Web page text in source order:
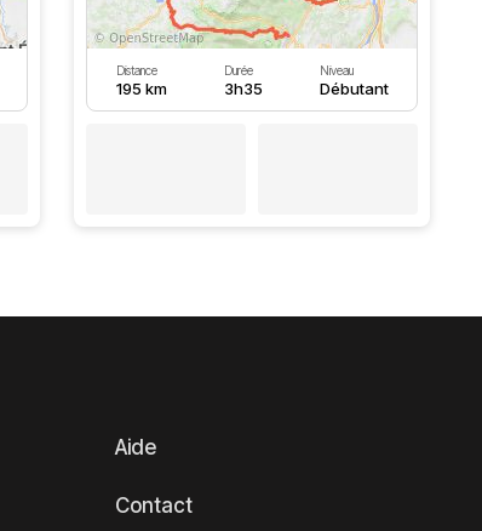
Distance
195 km
Durée
3h35
Niveau
Débutant
Aide
Contact